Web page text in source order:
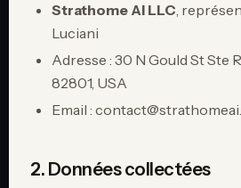
Strathome AI LLC,
Luciani
Adresse : 30 N Gould St Ste
82801, USA
Email :
2. Données collectées